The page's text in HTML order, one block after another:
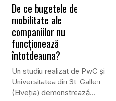
De ce bugetele de
mobilitate ale
companiilor nu
funcționează
întotdeauna?
Un studiu realizat de PwC și
Universitatea din St. Gallen
(Elveția) demonstrează...